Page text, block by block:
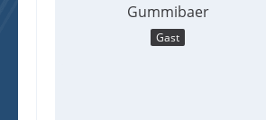
Gummibaer
Gast